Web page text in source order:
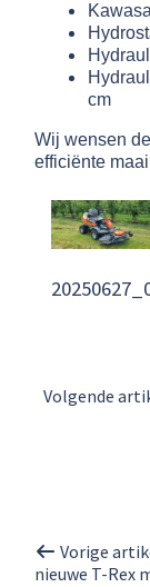
cm
Wij wensen
efficiënte
Volgende
Vorige
nieuwe T-Rex